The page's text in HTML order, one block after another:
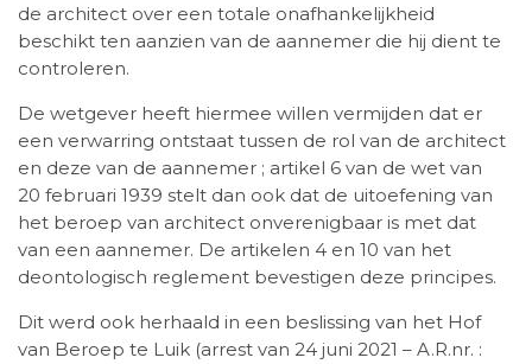
de architect over een totale onafhankelijkheid
beschikt ten aanzien van de aannemer die hij dient te
controleren.
De wetgever heeft hiermee willen vermijden dat er
een verwarring ontstaat tussen de rol van de architect
en deze van de aannemer ; artikel 6 van de wet van
20 februari 1939 stelt dan ook dat de uitoefening van
het beroep van architect onverenigbaar is met dat
van een aannemer. De artikelen 4 en 10 van het
deontologisch reglement bevestigen deze principes.
Dit werd ook herhaald in een beslissing van het Hof
van Beroep te Luik (arrest van 24 juni 2021 – A.R.nr. :